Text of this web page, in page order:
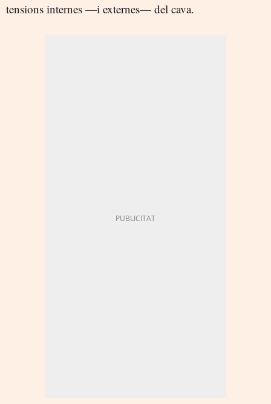
tensions internes —i externes— del cava.